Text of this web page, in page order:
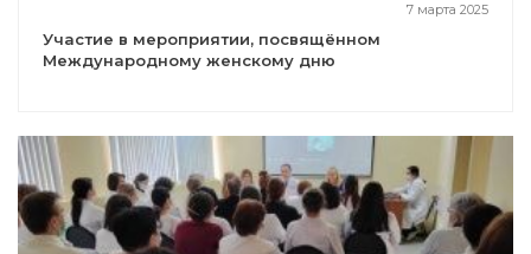
7 марта 2025
Участие в мероприятии, посвящённом
Международному женскому дню